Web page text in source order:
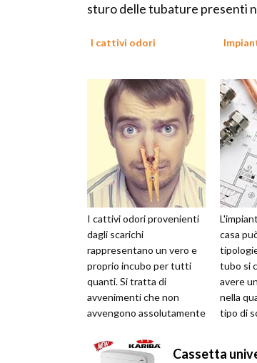
sturo delle tubature presenti
I cattivi odori
I cattivi odori provenienti
dagli scarichi
rappresentano un vero e
proprio incubo per tutti
quanti. Si tratta di
avvenimenti che non
avvengono assolutamente
occorrerebbe sapersi ...
casa
tubo si
avere
nella
tipo di
Cassetta